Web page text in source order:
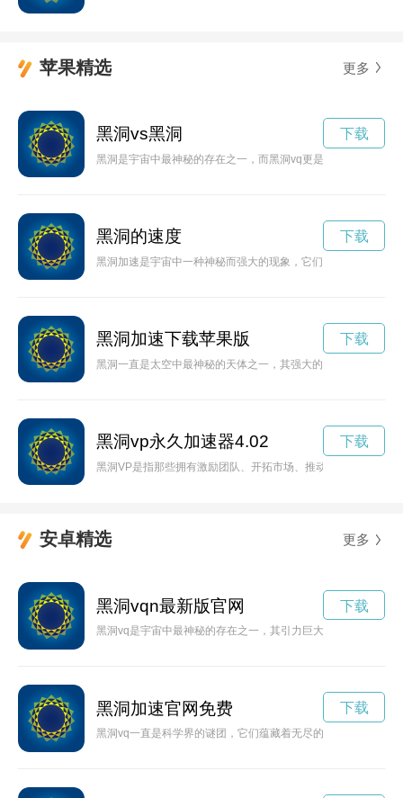
苹果精选 更多
黑洞vs黑洞
黑洞是宇宙中最神秘的存在之一，而黑洞vq更是被科学家们称
下载
黑洞的速度
黑洞加速是宇宙中一种神秘而强大的现象，它们可能成为宇宙中
下载
黑洞加速下载苹果版
黑洞一直是太空中最神秘的天体之一，其强大的引力场和极其
下载
黑洞vp永久加速器4.02
黑洞VP是指那些拥有激励团队、开拓市场、推动创新的卓越管
下载
安卓精选 更多
黑洞vqn最新版官网
黑洞vq是宇宙中最神秘的存在之一，其引力巨大、吞噬一切的
下载
黑洞加速官网免费
黑洞vq一直是科学界的谜团，它们蕴藏着无尽的奥秘与未知。
下载